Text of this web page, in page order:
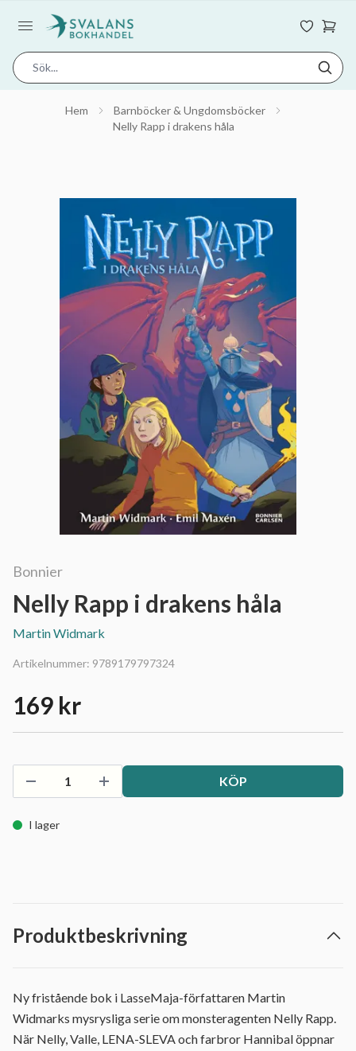
Hem
Barnböcker & Ungdomsböcker
Nelly Rapp i drakens håla
Bonnier
Nelly Rapp i drakens håla
Martin Widmark
Artikelnummer: 9789179797324
169 kr
KÖP
I lager
Produktbeskrivning
Ny fristående bok i LasseMaja-författaren Martin
Widmarks mysrysliga serie om monsteragenten Nelly Rapp.
När Nelly, Valle, LENA-SLEVA och farbror Hannibal öppnar